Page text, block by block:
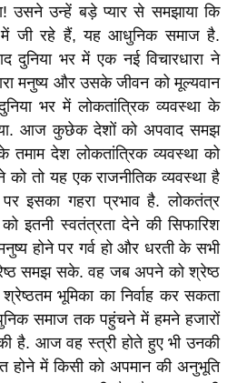
उसने उन्हें बड़े प्यार से समझाया कि
जी रहे हैं, यह आधुनिक समाज है.
दुनिया भर में एक नई विचारधारा ने
मनुष्य और उसके जीवन को मूल्यवान
भर में लोकतांत्रिक व्यवस्था के
आज कुछेक देशों को अपवाद समझ
तमाम देश लोकतांत्रिक व्यवस्था को
को तो यह एक राजनीतिक व्यवस्था है
इसका गहरा प्रभाव है. लोकतंत्र
इतनी स्वतंत्रता देने की सिफारिश
होने पर गर्व हो और धरती के सभी
समझ सके. वह जब अपने को श्रेष्ठ
भूमिका का निर्वाह कर सकता
समाज तक पहुंचने में हमने हजारों
की है. आज वह स्त्री होते हुए भी उनकी
होने में किसी को अपमान की अनुभूति